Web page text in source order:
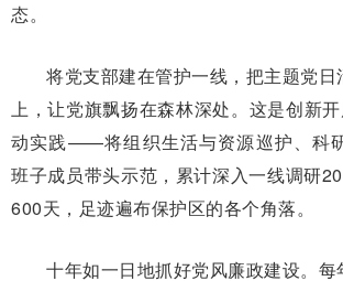
态。
将党支部建在管护一线，把主题党
上，让党旗飘扬在森林深处。这是创新开
动实践——将组织生活与资源巡护、科
班子成员带头示范，累计深入一线调研
600天，足迹遍布保护区的各个角落。
十年如一日地抓好党风廉政建设。每